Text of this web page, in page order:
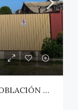
PROPIEDAD CON 3 CABAÑAS POBLACIÓN ROSS – PICHILEMU